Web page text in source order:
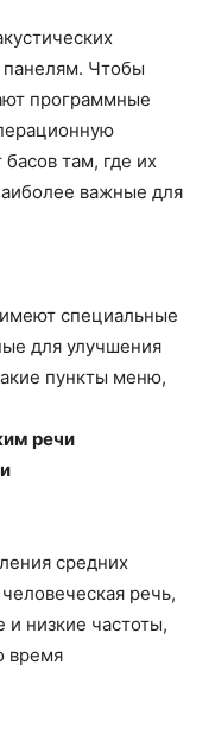
Чтобы
программные
там, где их
важные для
специальные
для улучшения
пункты меню,
речи
средних
речь,
низкие частоты,
время